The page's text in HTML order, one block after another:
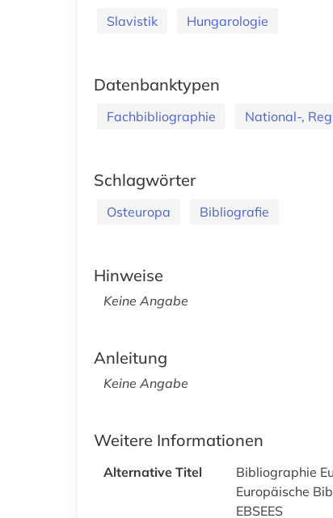
Slavistik Hungarologie
Datenbanktypen
Fachbibliographie National-,
Schlagwörter
Osteuropa Bibliografie
Hinweise
Keine Angabe
Anleitung
Keine Angabe
Weitere Informationen
Alternative Titel
Bibliographie
Europäische
EBSEES